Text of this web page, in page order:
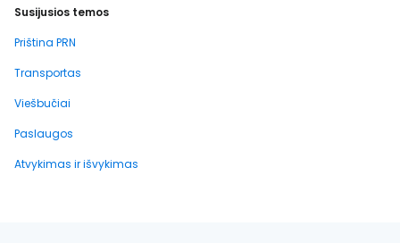
Susijusios temos
Priština PRN
Transportas
Viešbučiai
Paslaugos
Atvykimas ir išvykimas